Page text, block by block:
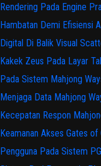
Rendering Pada Engine
Hambatan Demi Efisiensi
Digital Di Balik Visual
Kakek Zeus Pada Layar
Pada Sistem Mahjong
Menjaga Data Mahjong
Kecepatan Respon
Keamanan Akses Gates of
Pengguna Pada Sistem